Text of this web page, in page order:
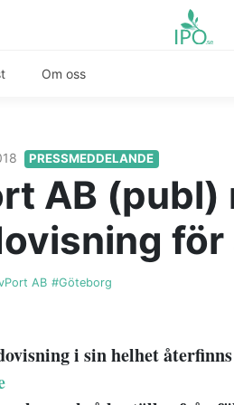
Om oss
PRESSMEDDELANDE
AB
för
AB #Göteborg
i sin helhet